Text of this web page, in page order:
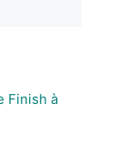
Finish à